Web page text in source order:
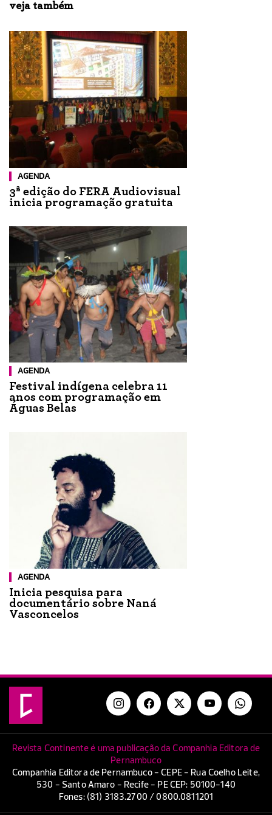
veja também
AGENDA
3ª edição do FERA Audiovisual
inicia programação gratuita
AGENDA
Festival indígena celebra 11
anos com programação em
Águas Belas
AGENDA
Inicia pesquisa para
documentário sobre Naná
Vasconcelos
Revista Continente é uma publicação da Companhia Editora de
Pernambuco
Companhia Editora de Pernambuco - CEPE - Rua Coelho Leite,
530 - Santo Amaro - Recife - PE CEP: 50100-140
Fones: (81) 3183.2700 / 0800.0811201